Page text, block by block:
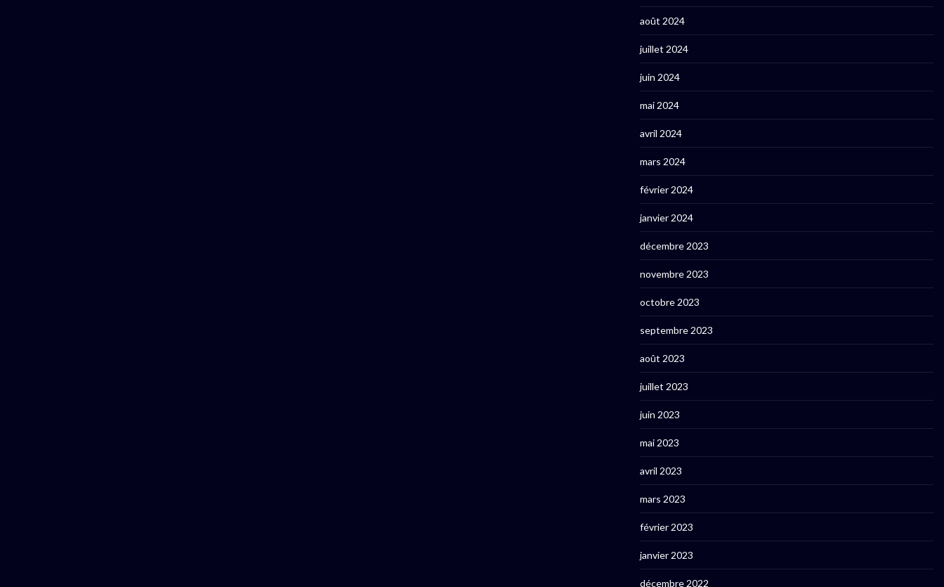
août 2024
juillet 2024
juin 2024
mai 2024
avril 2024
mars 2024
février 2024
janvier 2024
décembre 2023
novembre 2023
octobre 2023
septembre 2023
août 2023
juillet 2023
juin 2023
mai 2023
avril 2023
mars 2023
février 2023
janvier 2023
décembre 2022